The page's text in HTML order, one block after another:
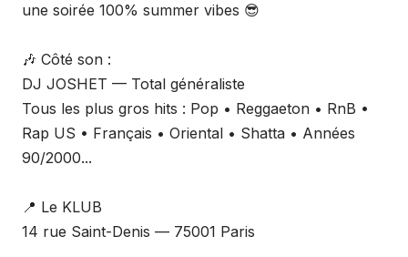
une soirée 100% summer vibes 😎
🎶 Côté son :
DJ JOSHET — Total généraliste
Tous les plus gros hits : Pop • Reggaeton • RnB •
Rap US • Français • Oriental • Shatta • Années
90/2000...
📍 Le KLUB
14 rue Saint-Denis — 75001 Paris